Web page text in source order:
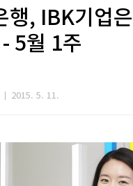
행, IBK기업
5월 1주
2015. 5. 11.